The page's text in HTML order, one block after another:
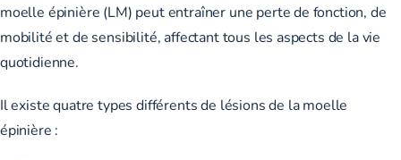
moelle épinière (LM) peut entraîner une perte de fonction, de
mobilité et de sensibilité, affectant tous les aspects de la vie
quotidienne.
Il existe quatre types différents de lésions de la moelle
épinière :